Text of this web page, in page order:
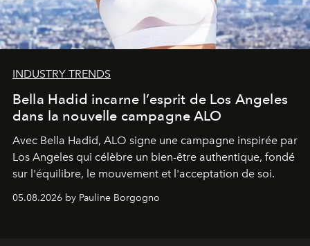
INDUSTRY TRENDS
Bella Hadid incarne l’esprit de Los Angeles
dans la nouvelle campagne ALO
Avec Bella Hadid, ALO signe une campagne inspirée par
Los Angeles qui célèbre un bien-être authentique, fondé
sur l'équilibre, le mouvement et l'acceptation de soi.
05.08.2026 by Pauline Borgogno